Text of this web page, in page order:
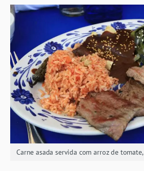
Carne asada servida com arroz de tomate,